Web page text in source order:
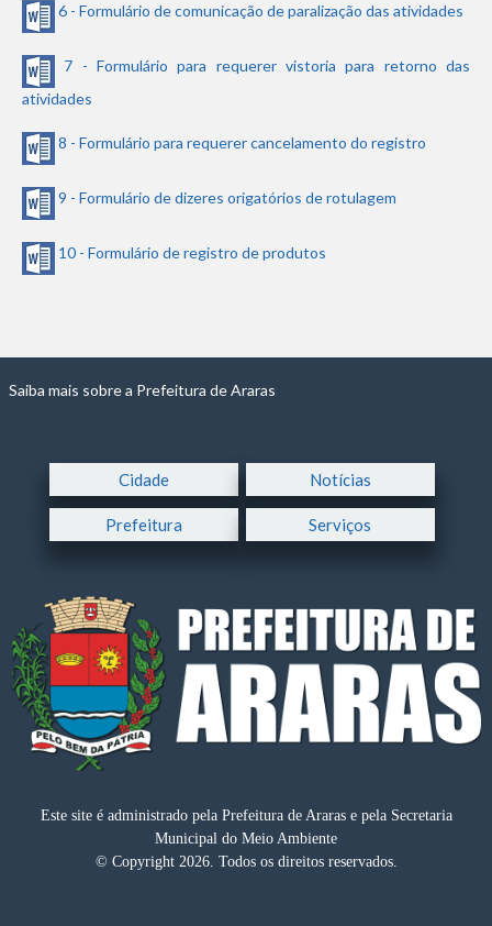
6 - Formulário de comunicação de paralização das atividades
7 - Formulário para requerer vistoria para retorno das
atividades
8 - Formulário para requerer cancelamento do registro
9 - Formulário de dizeres origatórios de rotulagem
10 - Formulário de registro de produtos
Saiba mais sobre a Prefeitura de Araras
Cidade Notícias
Prefeitura Serviços
Este site é administrado pela Prefeitura de Araras e pela Secretaria
Municipal do Meio Ambiente
© Copyright 2026. Todos os direitos reservados.